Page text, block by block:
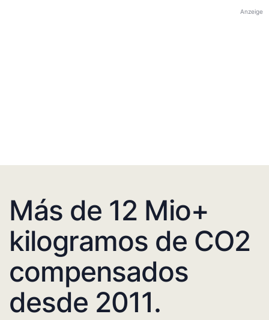
Anzeige
Más de 12 Mio+
kilogramos de CO2
compensados
desde 2011.